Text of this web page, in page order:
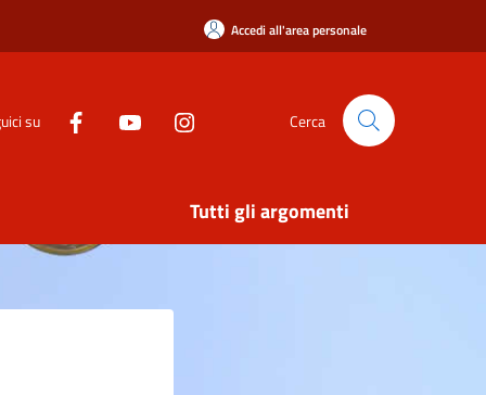
Accedi all'area personale
su Cerca
Tutti gli argomenti